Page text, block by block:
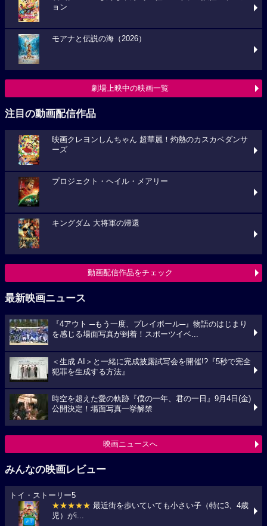
ョン
モアナと伝説の海（2026）
劇場上映中の映画一覧
注目の動画配信作品
映画クレヨンしんちゃん 超華麗！灼熱のカスカベダンサ
ーズ
プロジェクト・ヘイル・メアリー
キングダム 大将軍の帰還
動画配信作品をチェック
最新映画ニュース
『4アウト ─もう一度、プレイボール─』物語のはじまり
を感じる場面写真が到着！スポーツイベ...
＜生成 AI＞と一緒に完成披露試写会を開催!?『5秒で完全
犯罪を生成する方法』
時空を超えた愛の軌跡『僕の一年、君の一日』9月4日(金)
公開決定！場面写真一挙解禁
映画ニュースへ
みんなの映画レビュー
トイ・ストーリー5
★★★★★ 最近街を歩いていても小さい子（特に3、4歳
児）がi...